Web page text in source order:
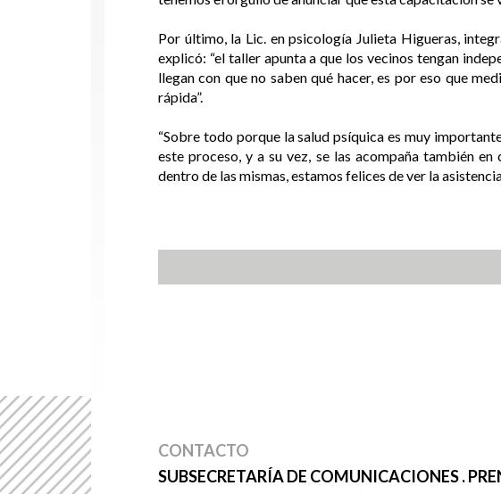
Por último, la Lic. en psicología Julieta Higueras,
explicó: “el taller apunta a que los vecinos tengan
llegan con que no saben qué hacer, es por eso que
rápida”.
“Sobre todo porque la salud psíquica es muy
este proceso, y a su vez, se las acompaña también
dentro de las mismas, estamos felices de ver la
CONTACTO
SUBSECRETARÍA DE COMUNICACIONES .